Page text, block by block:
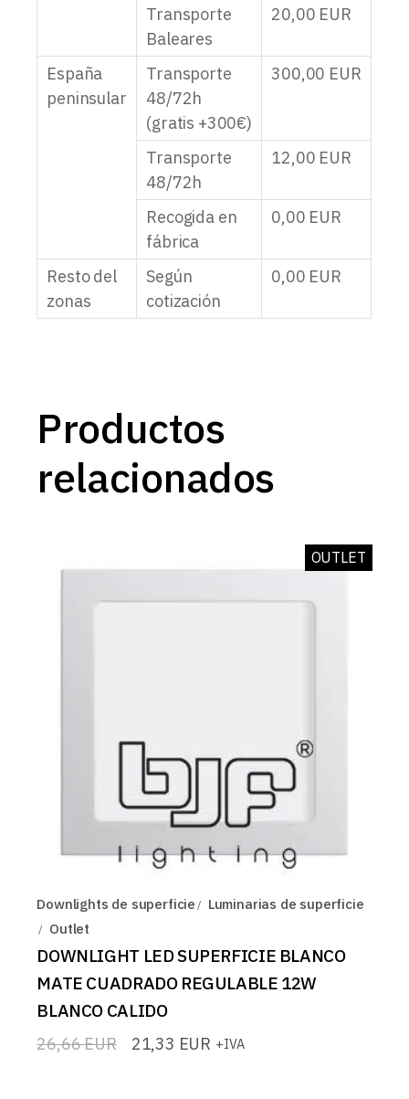
Transporte
Baleares
20,00 EUR
España
peninsular
Transporte
48/72h
(gratis +300€)
300,00 EUR
Transporte
48/72h
12,00 EUR
Recogida en
fábrica
0,00 EUR
Resto del
zonas
Según
cotización
0,00 EUR
Productos
relacionados
OUTLET
Downlights de superficie
Luminarias de superficie
Outlet
DOWNLIGHT LED SUPERFICIE BLANCO
MATE CUADRADO REGULABLE 12W
BLANCO CALIDO
26,66EUR
El 21,33 EUR
El +IVA